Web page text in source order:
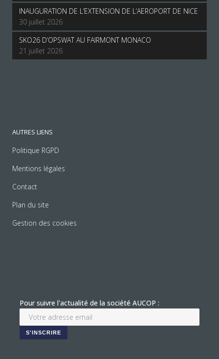
INAUGURATION DE L’EXTENSION DE L’AEROPORT DE NICE
30 juillet 2026
SKO26 D’OPSWAT AU FAIRMONT MONACO
21 juillet 2026
AUTRES LIENS
Politique RGPD
Mentions légales
Contact
Plan du site
Gestion des cookies
Pour suivre l'actualité de la société AUCOP :